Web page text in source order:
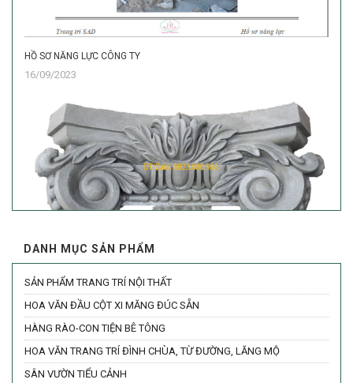
HỒ SƠ NĂNG LỰC CÔNG TY
16/09/2023
HOA VĂN ĐẦU CỘT VUÔNG ĐÚC SẴN MỚI NHẤT THÁNG 09 NĂM 2021
10/09/2021
DANH MỤC SẢN PHẨM
SẢN PHẨM TRANG TRÍ NỘI THẤT
HOA VĂN ĐẦU CỘT XI MĂNG ĐÚC SẴN
HÀNG RÀO-CON TIỆN BÊ TÔNG
HOA VĂN TRANG TRÍ ĐÌNH CHÙA, TỪ ĐƯỜNG, LĂNG MỘ
SÂN VƯỜN TIỂU CẢNH